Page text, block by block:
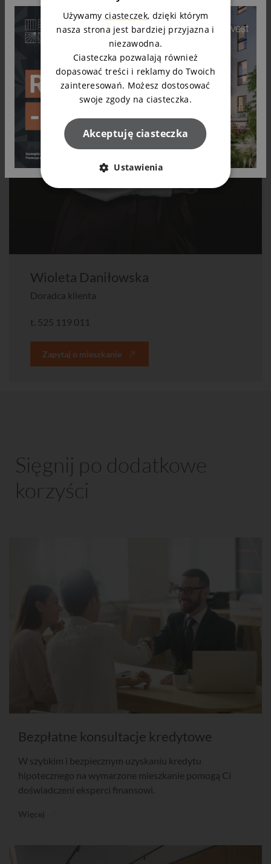
Wioleta Daniłowska
Doradca klienta
t. 525 119 011
Zapytaj o mieszkanie
Sięgnij po dodatkowe
korzyści
Bezpłatne konsultacje kredytowe
W szybkim i bezpiecznym uzyskaniu kredytu
hipotecznego na wymarzone mieszkanie pomogą Ci
doświadczeni eksperci finansowi.
Używamy ciasteczek, dzięki którym
nasza strona jest bardziej przyjazna i
niezawodna.
Ciasteczka pozwalają również
dopasować treści i reklamy do Twoich
zainteresowań. Możesz dostosować
swoje zgody na ciasteczka.
Akceptuję ciasteczka
Ustawienia